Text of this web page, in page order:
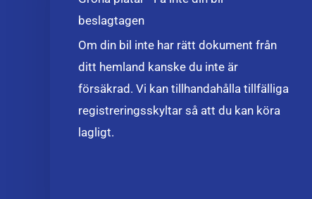
beslagtagen
Om din bil inte har rätt dokument från
ditt hemland kanske du inte är
försäkrad. Vi kan tillhandahålla tillfälliga
registreringsskyltar så att du kan köra
lagligt.